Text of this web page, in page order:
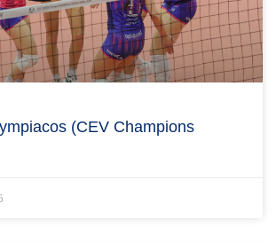
(CEV Champions